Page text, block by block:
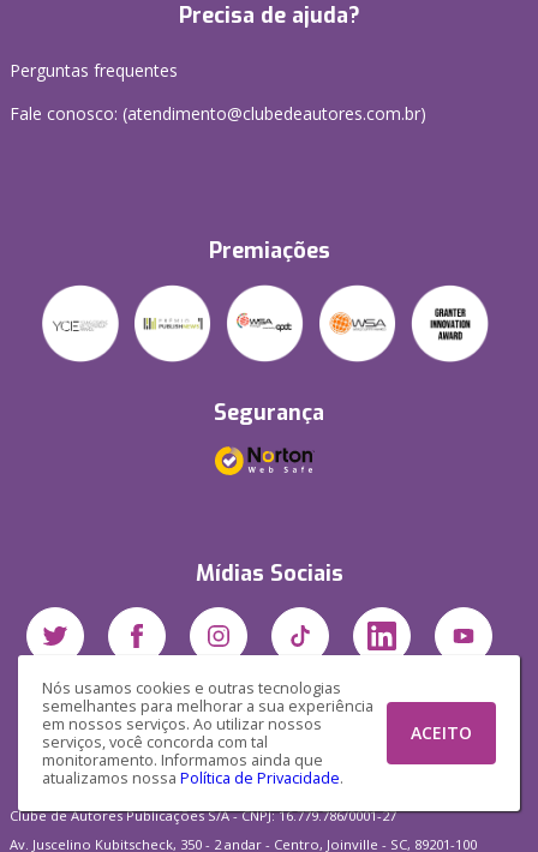
Nós usamos cookies e outras tecnologias
semelhantes para melhorar a sua experiência
em nossos serviços. Ao utilizar nossos
serviços, você concorda com tal
monitoramento. Informamos ainda que
atualizamos nossa Política de Privacidade.
ACEITO
Precisa de ajuda?
Perguntas frequentes
Fale conosco: (atendimento@clubedeautores.com.br)
Premiações
Segurança
Mídias Sociais
Clube de Autores Publicações S/A - CNPJ: 16.779.786/0001-27
Av. Juscelino Kubitscheck, 350 - 2 andar - Centro, Joinville - SC, 89201-100